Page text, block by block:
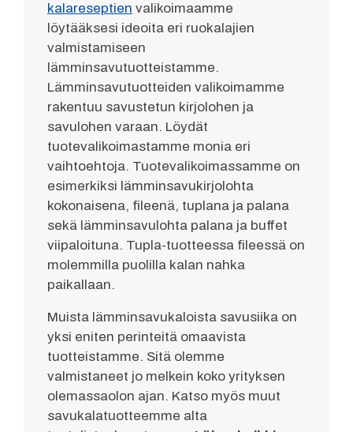
kalareseptien valikoimaamme
löytääksesi ideoita eri ruokalajien
valmistamiseen
lämminsavutuotteistamme.
Lämminsavutuotteiden valikoimamme
rakentuu savustetun kirjolohen ja
savulohen varaan. Löydät
tuotevalikoimastamme monia eri
vaihtoehtoja. Tuotevalikoimassamme on
esimerkiksi lämminsavukirjolohta
kokonaisena, fileenä, tuplana ja palana
sekä lämminsavulohta palana ja buffet
viipaloituna. Tupla-tuotteessa fileessä on
molemmilla puolilla kalan nahka
paikallaan.
Muista lämminsavukaloista savusiika on
yksi eniten perinteitä omaavista
tuotteistamme. Sitä olemme
valmistaneet jo melkein koko yrityksen
olemassaolon ajan. Katso myös muut
savukalatuotteemme alta